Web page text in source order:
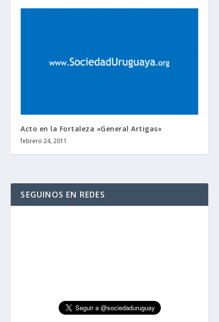
Acto en la Fortaleza «General Artigas»
febrero 24, 2011
SEGUINOS EN REDES